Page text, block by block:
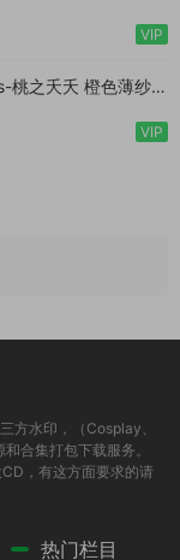
VIP
桃之夭夭 橙色薄纱
VIP
方水印，（Cosplay、
合集打包下载服务。
，有这方面要求的请
热门栏目